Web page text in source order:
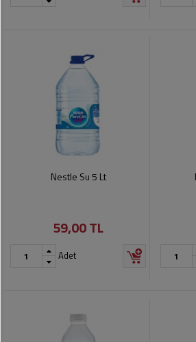
Nestle Su 5 Lt
59,00 TL
Adet